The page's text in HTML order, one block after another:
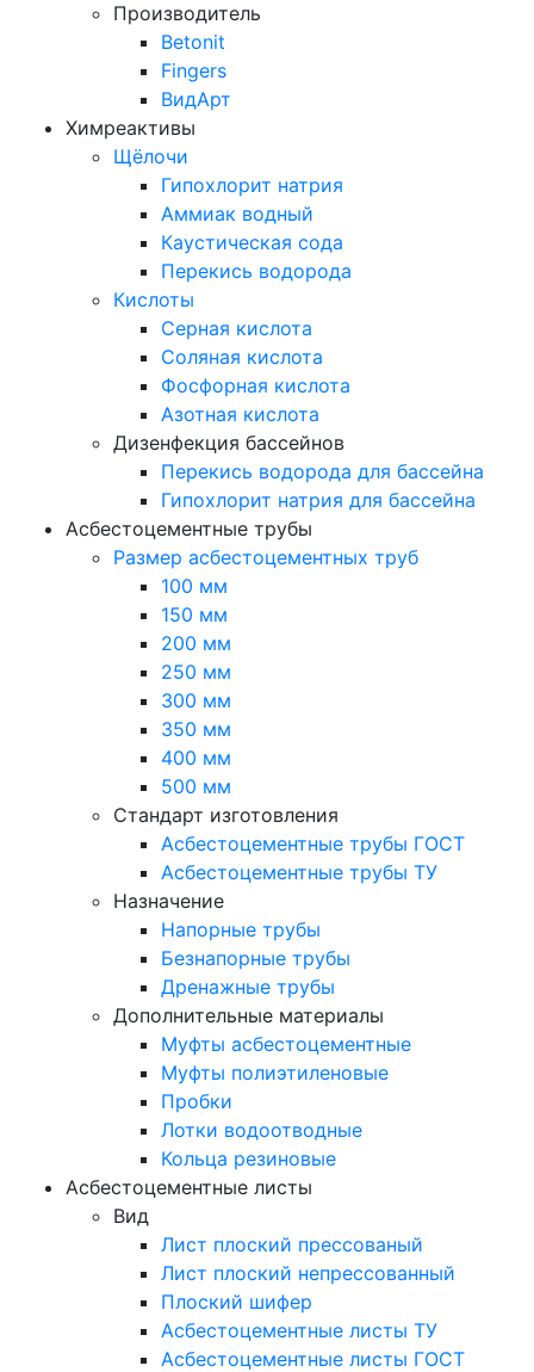
Производитель
Betonit
Fingers
ВидАрт
Химреактивы
Щёлочи
Гипохлорит натрия
Аммиак водный
Каустическая сода
Перекись водорода
Кислоты
Серная кислота
Соляная кислота
Фосфорная кислота
Азотная кислота
Дизенфекция бассейнов
Перекись водорода для бассейна
Гипохлорит натрия для бассейна
Асбестоцементные трубы
Размер асбестоцементных труб
100 мм
150 мм
200 мм
250 мм
300 мм
350 мм
400 мм
500 мм
Стандарт изготовления
Асбестоцементные трубы ГОСТ
Асбестоцементные трубы ТУ
Назначение
Напорные трубы
Безнапорные трубы
Дренажные трубы
Дополнительные материалы
Муфты асбестоцементные
Муфты полиэтиленовые
Пробки
Лотки водоотводные
Кольца резиновые
Асбестоцементные листы
Вид
Лист плоский прессованый
Лист плоский непрессованный
Плоский шифер
Асбестоцементные листы ТУ
Асбестоцементные листы ГОСТ